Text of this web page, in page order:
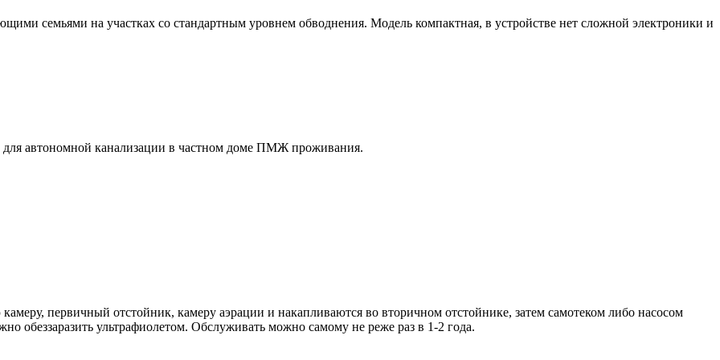
семьями на участках со стандартным уровнем обводнения. Модель компактная, в устройстве нет сложной электроники и
для автономной канализации в частном доме ПМЖ проживания.
первичный отстойник, камеру аэрации и накапливаются во вторичном отстойнике, затем самотеком либо насосом
обеззаразить ультрафиолетом. Обслуживать можно самому не реже раз в 1-2 года.